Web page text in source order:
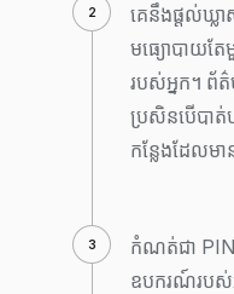
គេនឹងផ្តល់ឃ្លា
មធ្យោបាយតែ
របស់អ្នក។ ព័
ប្រសិនបើបាត់ប
កន្លែងដែលមា
កំណត់ជា
ឧបករណ៍របស់